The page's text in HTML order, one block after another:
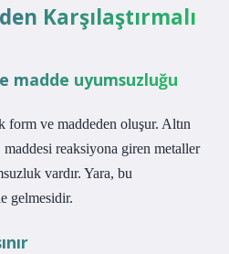
Karşılaştırmalı
madde uyumsuzluğu
form ve maddeden oluşur. Altın
reaksiyona giren metaller
vardır. Yara, bu
gelmesidir.